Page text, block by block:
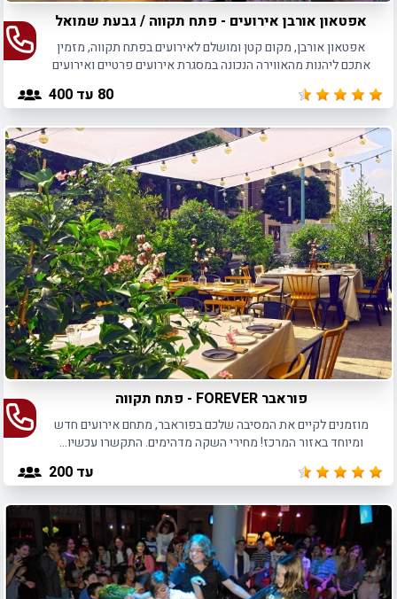
אפטאון אורבן אירועים - פתח תקווה / גבעת שמואל
אפטאון אורבן, מקום קטן ומושלם לאירועים בפתח תקווה, מזמין
אתכם ליהנות מהאווירה הנכונה במסגרת אירועים פרטיים ואירועים
80 עד 400
פוראבר FOREVER - פתח תקווה
מוזמנים לקיים את המסיבה שלכם בפוראבר, מתחם אירועים חדש
ומיוחד באזור המרכז! מחירי השקה מדהימים. התקשרו עכשיו...
עד 200